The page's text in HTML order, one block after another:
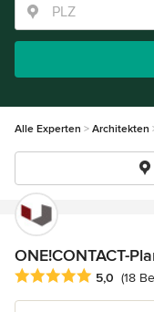
Alle Experten Architekten
ONE!CONTACT-
Durchschnittliche
5,0 (18